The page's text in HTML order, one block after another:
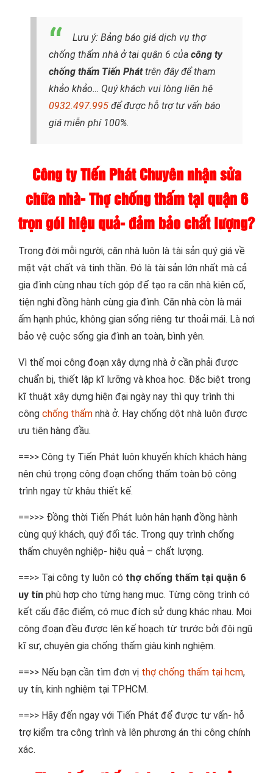
Lưu ý: Bảng báo giá dịch vụ thợ
chống thấm nhà ở tại quận 6 của công ty
chống thấm Tiến Pháttrên đây để tham
khảo khảo… Quý khách vui lòng liên hệ
0932.497.995 để được hỗ trợ tư vấn báo
giá miễn phí 100%.
Công ty Tiến Phát Chuyên nhận sửa
chữa nhà- Thợ chống thấm tại quận 6
trọn gói hiệu quả- đảm bảo chất lượng?
Trong đời mỗi người, căn nhà luôn là tài sản quý giá về
mặt vật chất và tinh thần. Đó là tài sản lớn nhất mà cả
gia đình cùng nhau tích góp để tạo ra căn nhà kiên cố,
tiện nghi đồng hành cùng gia đình. Căn nhà còn là mái
ấm hạnh phúc, không gian sống riêng tư thoải mái. Là nơi
bảo vệ cuộc sống gia đình an toàn, bình yên.
Vì thế mọi công đoạn xây dựng nhà ở cần phải được
chuẩn bị, thiết lập kĩ lưỡng và khoa học. Đặc biệt trong
kĩ thuật xây dựng hiện đại ngày nay thì quy trình thi
công chống thấm nhà ở. Hay chống dột nhà luôn được
ưu tiên hàng đầu.
==>> Công ty Tiến Phát luôn khuyến khích khách hàng
nên chú trọng công đoạn chống thấm toàn bộ công
trình ngay từ khâu thiết kế.
==>>> Đồng thời Tiến Phát luôn hân hạnh đồng hành
cùng quý khách, quý đối tác. Trong quy trình chống
thấm chuyên nghiệp- hiệu quả – chất lượng.
==>> Tại công ty luôn có thợ chống thấm tại quận 6
uy tín phù hợp cho từng hạng mục. Từng công trình có
kết cấu đặc điểm, có mục đích sử dụng khác nhau. Mọi
công đoạn đều được lên kế hoạch từ trước bởi đội ngũ
kĩ sư, chuyên gia chống thấm giàu kinh nghiệm.
==>> Nếu bạn cần tìm đơn vị thợ chống thấm tại hcm,
uy tín, kinh nghiệm tại TPHCM.
==>> Hãy đến ngay với Tiến Phát để được tư vấn- hỗ
trợ kiểm tra công trình và lên phương án thi công chính
xác.